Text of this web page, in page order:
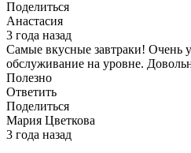
Поделиться
Анастасия
3 года назад
Самые вкусные завтраки! Очень
обслуживание на уровне.
Полезно
Ответить
Поделиться
Мария Цветкова
3 года назад